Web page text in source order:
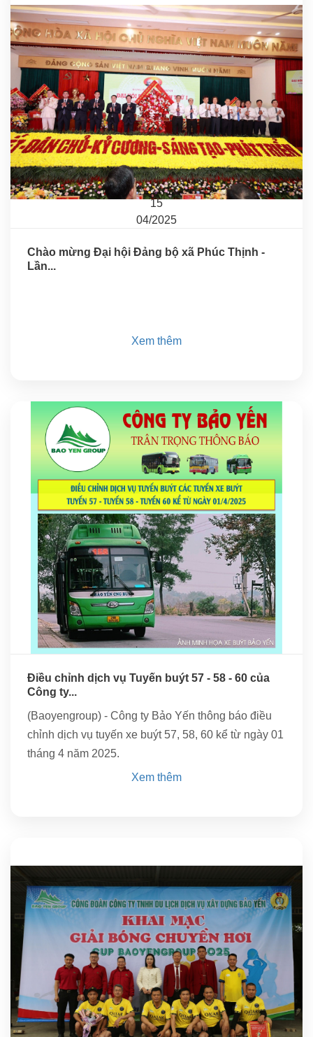
15
04/2025
Chào mừng Đại hội Đảng bộ xã Phúc Thịnh -
Lần...
Xem thêm
01
04/2025
Điều chỉnh dịch vụ Tuyến buýt 57 - 58 - 60 của
Công ty...
(Baoyengroup) - Công ty Bảo Yến thông báo điều
chỉnh dịch vụ tuyến xe buýt 57, 58, 60 kể từ ngày 01
tháng 4 năm 2025.
Xem thêm